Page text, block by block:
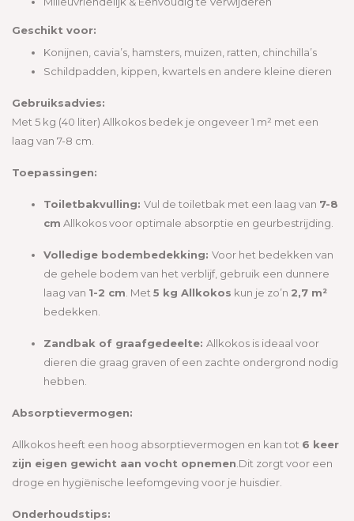
Geschikt voor:
Konijnen, cavia’s, hamsters, muizen, ratten, chinchilla’s
Schildpadden, kippen, kwartels en andere kleine dieren
Gebruiksadvies:
Met 5 kg (40 liter) Allkokos bedek je ongeveer 1 m² met een
laag van 7-8 cm.
Toepassingen:
Toiletbakvulling: Vul de toiletbak met een laag van 7-8
cm Allkokos voor optimale absorptie en geurbestrijding.
Volledige bodembedekking: Voor het bedekken van
de gehele bodem van het verblijf, gebruik een dunnere
laag van 1-2 cm . Met 5 kg Allkokos kun je zo’n 2,7 m²
bedekken.
Zandbak of graafgedeelte: Allkokos is ideaal voor
dieren die graag graven of een zachte ondergrond nodig
hebben.
Absorptievermogen:
Allkokos heeft een hoog absorptievermogen en kan tot 6 keer
zijn eigen gewicht aan vocht opnemen Dit zorgt voor een
droge en hygiënische leefomgeving voor je huisdier.
Onderhoudstips: